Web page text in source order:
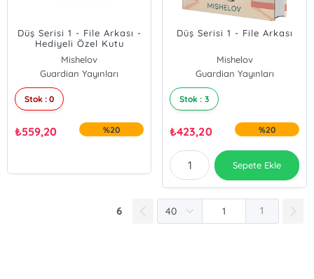
Düş Serisi 1 - File Arkası -
Hediyeli Özel Kutu
Mishelov
Guardian Yayınları
Stok : 0
₺559,20 %20
Düş Serisi 1 - File Arkası
Mishelov
Guardian Yayınları
Stok : 3
₺423,20 %20
Sepete Ekle
6 1